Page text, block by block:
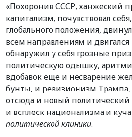
«Похоронив СССР, ханжеский
капитализм, почувствовал
глобального положения,
всем направлениям и двигался
обнаружил у себя грозные
политическую одышку,
вдобавок еще и несварение
бунты, и ревизионизм Трампа,
отсюда и новый политический
и всплеск национализма и
политической клиники.